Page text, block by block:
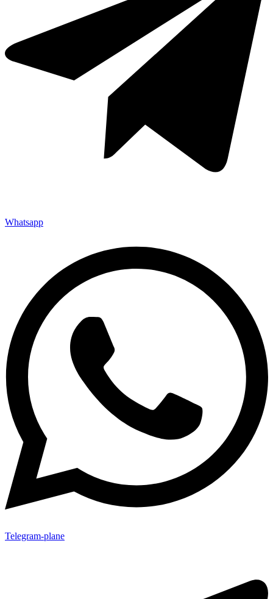
Whatsapp
Telegram-plane